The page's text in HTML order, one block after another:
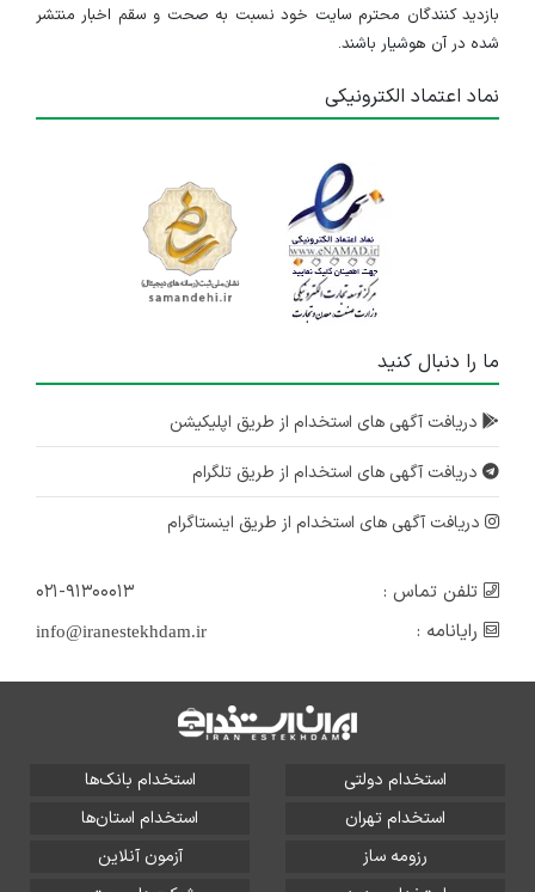
بازدید کنندگان محترم سایت خود نسبت به صحت و سقم اخبار منتشر
شده در آن هوشیار باشند.
نماد اعتماد الکترونیکی
ما را دنبال کنید
دریافت آگهی های استخدام از طریق اپلیکیشن
دریافت آگهی های استخدام از طریق تلگرام
دریافت آگهی های استخدام از طریق اینستاگرام
تلفن تماس :
۰۲۱-۹۱۳۰۰۰۱۳
رایانامه :
info@iranestekhdam.ir
استخدام دولتی
استخدام بانک‌ها
استخدام تهران
استخدام استان‌ها
رزومه ساز
آزمون آنلاین